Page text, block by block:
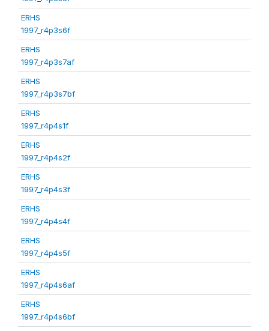
ERHS
1997_r4p3s6f
ERHS
1997_r4p3s7af
ERHS
1997_r4p3s7bf
ERHS
1997_r4p4s1f
ERHS
1997_r4p4s2f
ERHS
1997_r4p4s3f
ERHS
1997_r4p4s4f
ERHS
1997_r4p4s5f
ERHS
1997_r4p4s6af
ERHS
1997_r4p4s6bf